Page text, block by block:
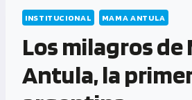
INSTITUCIONAL MAMA ANTULA
Los milagros de
Antula, la